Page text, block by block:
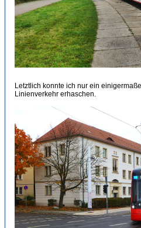
Letztlich konnte ich nur ein
Linienverkehr erhaschen.